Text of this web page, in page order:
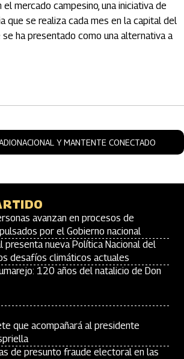
mercado campesino, una iniciativa de
que se realiza cada mes en la capital del
ha presentado como una alternativa a
Y MANTENTE CONECTADO
avanzan en procesos de
por el Gobierno nacional
presenta nueva Política Nacional del
desafíos climáticos actuales
120 años del natalicio de Don
que acompañará al presidente
de presunto fraude electoral en las